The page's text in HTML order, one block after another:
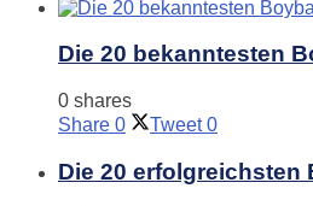
Die 20 bekanntesten
0 shares
Share 0 Tweet 0
Die 20 erfolgreichsten